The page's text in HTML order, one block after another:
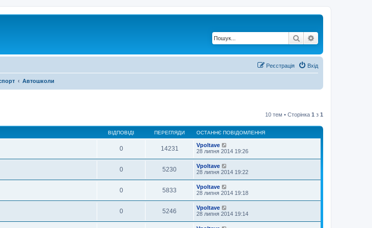
Пошук
Вхід
Реєстрація
Автошколи
10 тем • Сторінка 1 з 1
ВІДПОВІДІ ПЕРЕГЛЯДИ ОСТАННЄ ПОВІДОМЛЕННЯ
0 14231
Vpoltave
28 липня 2014 19:26
0 5230
Vpoltave
28 липня 2014 19:22
0 5833
Vpoltave
28 липня 2014 19:18
0 5246
Vpoltave
28 липня 2014 19:14